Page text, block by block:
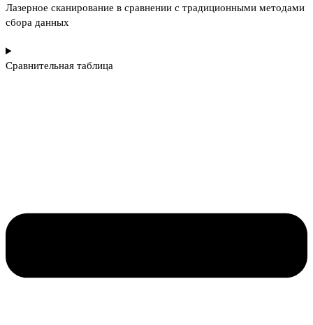
Лазерное сканирование в сравнении с традиционными методами
сбора данных
Сравнительная таблица